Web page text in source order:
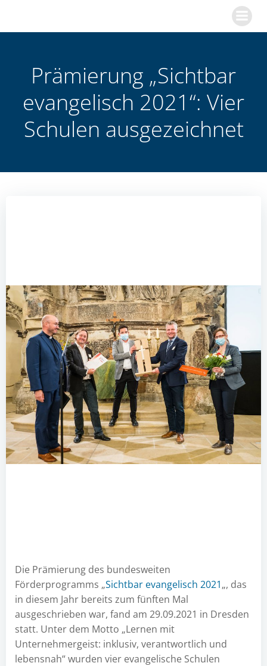
springen
Prämierung „Sichtbar
evangelisch 2021“: Vier
Schulen ausgezeichnet
Die Prämierung des bundesweiten
Förderprogramms „Sichtbar evangelisch 2021„, das
in diesem Jahr bereits zum fünften Mal
ausgeschrieben war, fand am 29.09.2021 in Dresden
statt. Unter dem Motto „Lernen mit
Unternehmergeist: inklusiv, verantwortlich und
lebensnah“ wurden vier evangelische Schulen